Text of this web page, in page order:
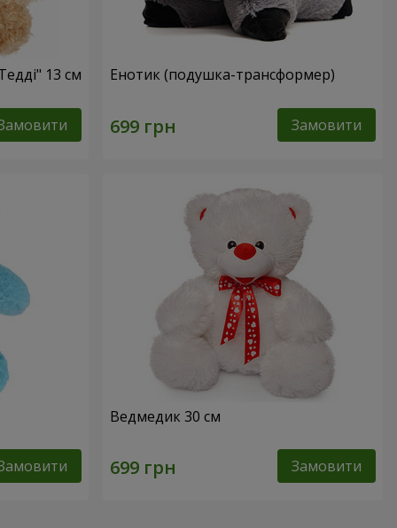
13 см Енотик (подушка-трансформер)
Замовити
Ведмедик 30 см
Замовити